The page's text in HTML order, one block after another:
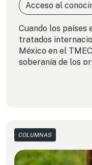
Acceso al
Cuando los
tratados
México en el
soberanía de los
sometido a
COLUMNAS